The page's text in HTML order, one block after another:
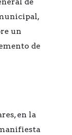
un
de
en la